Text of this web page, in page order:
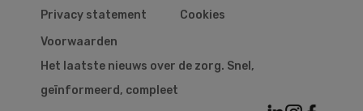
Privacy statement
Cookies
Voorwaarden
Het laatste nieuws over de zorg. Snel,
geïnformeerd, compleet